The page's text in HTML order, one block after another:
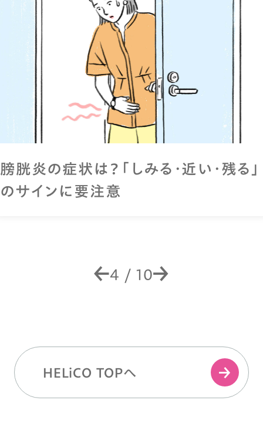
膀胱炎の症状は？「しみる・近い・残る」
のサインに要注意
4 / 10
HELiCO TOPへ